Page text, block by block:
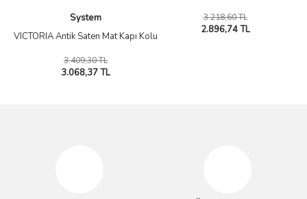
System
VICTORIA Antik Saten Mat Kapı Kolu
3.409,30 TL
3.068,37 TL
3.218,60 TL
2.896,74 TL